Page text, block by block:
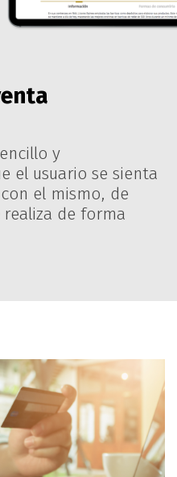
y
el usuario se sienta
el mismo, de
de forma